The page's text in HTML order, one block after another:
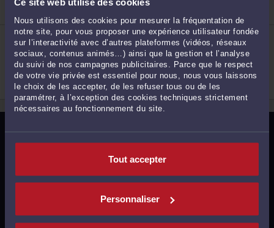
Nous utilisons des cookies pour mesurer la fréquentation de
notre site, pour vous proposer une expérience utilisateur fondée
sur l’interactivité avec d’autres plateformes (vidéos, réseaux
sociaux, contenus animés…) ainsi que la gestion et l’analyse
du suivi de nos campagnes publicitaires. Parce que le respect
de votre vie privée est essentiel pour nous, nous vous laissons
le choix de les accepter, de les refuser tous ou de les
paramétrer, à l’exception des cookies techniques strictement
nécessaires au fonctionnement du site.
Tout accepter
Personnaliser
1 Droit de la famille, des personnes et de leur
2
ME VALÉRIE DUBOIS
16 Avenue Carnot 91410 DOURDAN
Droit du travail
Droit de la famille, des personnes et de leur
patrimoine
Droit pénal
MENTIONS LÉGALES
POLITIQUE DE CONFIDENTIALITÉ
POLITIQUE DES COOKIES
CGU AVOCATS
CGUV UTILISATEURS